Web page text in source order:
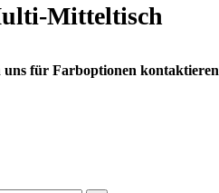
Mitteltisch
uns für Farboptionen kontaktieren